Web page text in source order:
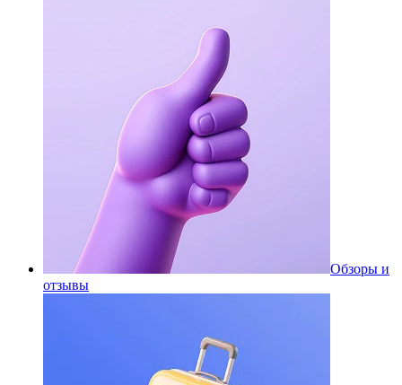
Обзоры и
отзывы